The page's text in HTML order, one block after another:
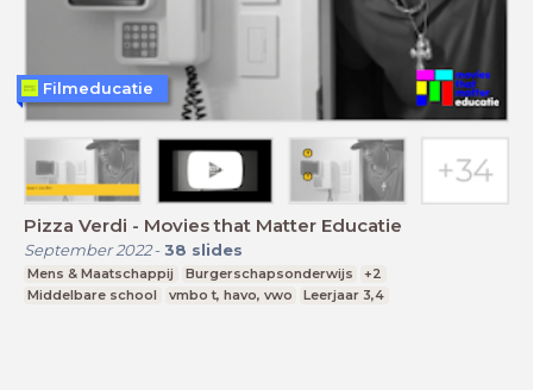
Pizza Verdi - Movies that Matter Educatie
September 2022- 38 slides
Mens & Maatschappij Burgerschapsonderwijs
+2
Middelbare school
vmbo t, havo, vwo Leerjaar 3,4
Filmeducatie